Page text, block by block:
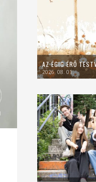
AZ ÉGIG ÉRŐ
2026. 08. 01.